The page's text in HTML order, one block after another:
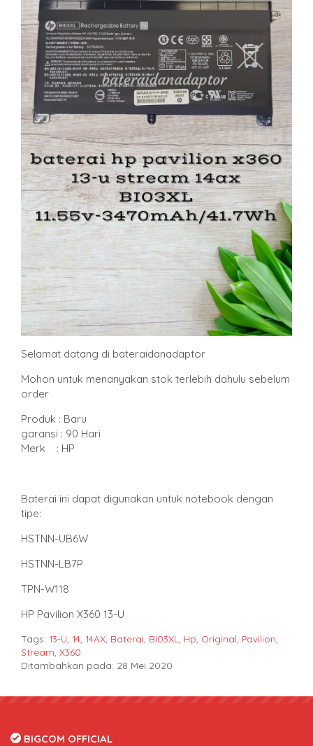
Selamat datang di bateraidanadaptor
Mohon untuk menanyakan stok terlebih dahulu sebelum
order
Produk : Baru
garansi : 90 Hari
Merk : HP
Baterai ini dapat digunakan untuk notebook dengan
tipe:
HSTNN-UB6W
HSTNN-LB7P
TPN-W118
HP Pavilion X360 13-U
Tags: 13-U 14 14AX Baterai BI03XL Hp Original Pavilion
Stream X360
Ditambahkan pada: 28 Mei 2020
BIGCOM OFFICIAL